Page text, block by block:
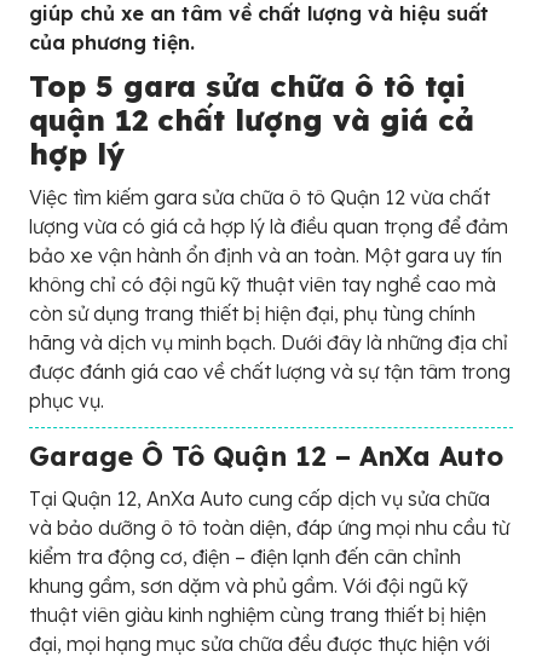
giúp chủ xe an tâm về chất lượng và hiệu suất
của phương tiện.
Top 5 gara sửa chữa ô tô tại
quận 12 chất lượng và giá cả
hợp lý
Việc tìm kiếm gara sửa chữa ô tô Quận 12 vừa chất
lượng vừa có giá cả hợp lý là điều quan trọng để đảm
bảo xe vận hành ổn định và an toàn. Một gara uy tín
không chỉ có đội ngũ kỹ thuật viên tay nghề cao mà
còn sử dụng trang thiết bị hiện đại, phụ tùng chính
hãng và dịch vụ minh bạch. Dưới đây là những địa chỉ
được đánh giá cao về chất lượng và sự tận tâm trong
phục vụ.
Garage Ô Tô Quận 12 – AnXa Auto
Tại Quận 12, AnXa Auto cung cấp dịch vụ sửa chữa
và bảo dưỡng ô tô toàn diện, đáp ứng mọi nhu cầu từ
kiểm tra động cơ, điện – điện lạnh đến cân chỉnh
khung gầm, sơn dặm và phủ gầm. Với đội ngũ kỹ
thuật viên giàu kinh nghiệm cùng trang thiết bị hiện
đại, mọi hạng mục sửa chữa đều được thực hiện với